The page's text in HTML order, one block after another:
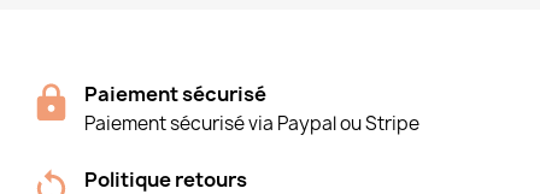
Paiement sécurisé
Paiement sécurisé via Paypal ou Stripe
Politique retours